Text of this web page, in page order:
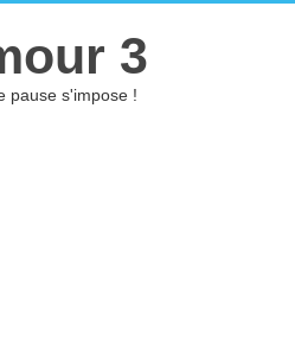
3
pause s'impose !